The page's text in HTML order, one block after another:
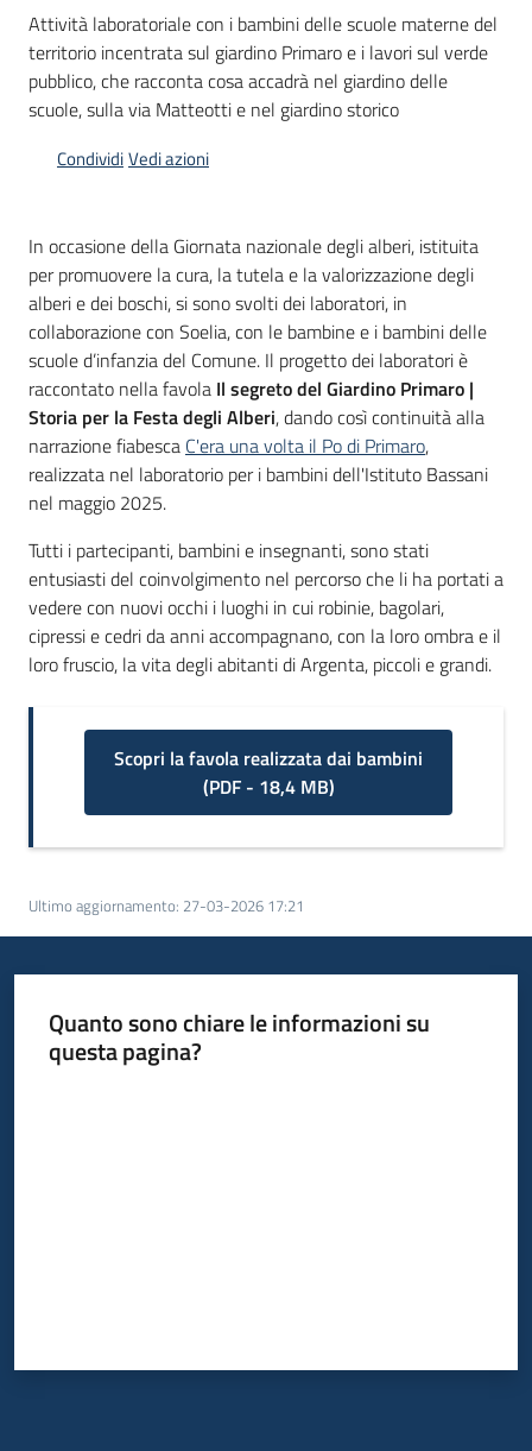
Progetti
e
attività
Menu selezionato
Servizi
Comunicazione
e
partecipazione
Seguici
Attività laboratoriale con i bambini delle scuole materne del
territorio incentrata sul giardino Primaro e i lavori sul verde
pubblico, che racconta cosa accadrà nel giardino delle
scuole, sulla via Matteotti e nel giardino storico
CondividiVedi azioni
In occasione della Giornata nazionale degli alberi, istituita
per promuovere la cura, la tutela e la valorizzazione degli
alberi e dei boschi, si sono svolti dei laboratori, in
collaborazione con Soelia, con le bambine e i bambini delle
scuole d’infanzia del Comune. Il progetto dei laboratori è
raccontato nella favola Il segreto del Giardino Primaro |
Storia per la Festa degli Alberi, dando così continuità alla
narrazione fiabesca C'era una volta il Po di Primaro,
realizzata nel laboratorio per i bambini dell'Istituto Bassani
nel maggio 2025.
Tutti i partecipanti, bambini e insegnanti, sono stati
entusiasti del coinvolgimento nel percorso che li ha portati a
vedere con nuovi occhi i luoghi in cui robinie, bagolari,
cipressi e cedri da anni accompagnano, con la loro ombra e il
loro fruscio, la vita degli abitanti di Argenta, piccoli e grandi.
Scopri la favola realizzata dai bambini
(PDF- 18,4 MB)
Ultimo aggiornamento: 27-03-2026 17:21
Quanto sono chiare le informazioni su
questa pagina?